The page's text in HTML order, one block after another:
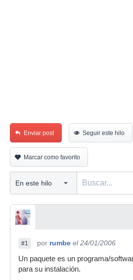
Enviar post Seguir este hilo
Marcar como favorito
#1 por rumbe el 24/01/2006
Un paquete es un programa/
para su instalación.